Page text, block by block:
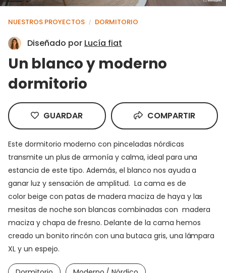
NUESTROS PROYECTOS / DORMITORIO
Diseñado por Lucía fiat
Un blanco y moderno
dormitorio
GUARDAR COMPARTIR
Este dormitorio moderno con pinceladas nórdicas
transmite un plus de armonía y calma, ideal para una
estancia de este tipo. Además, el blanco nos ayuda a
ganar luz y sensación de amplitud. La cama es de
color beige con patas de madera maciza de haya y las
mesitas de noche son blancas combinadas con madera
maciza y chapa de fresno. Delante de la cama hemos
creado un bonito rincón con una butaca gris, una lámpara
XL y un espejo.